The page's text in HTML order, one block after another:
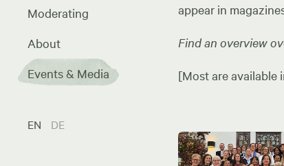
Moderating
About
Events & Media
EN DE
appear in
Find an overview
[Most are available